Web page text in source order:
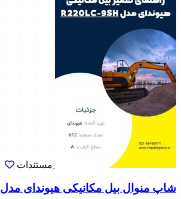
مستندات
شاپ منوال بیل مکانیکی هیوندای مدل R220LC-9SH